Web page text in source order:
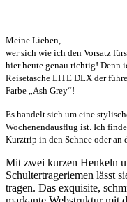
Meine Lieben,
wer sich wie ich den Vorsatz
hier heute genau richtig! Denn
Reisetasche LITE DLX der
Farbe „Ash Grey“!
Es handelt sich um eine
Wochenendausflug ist. Ich
Kurztrip in den Schnee oder an
Mit zwei kurzen Henkeln
Schultertrageriemen lässt
tragen. Das exquisite,